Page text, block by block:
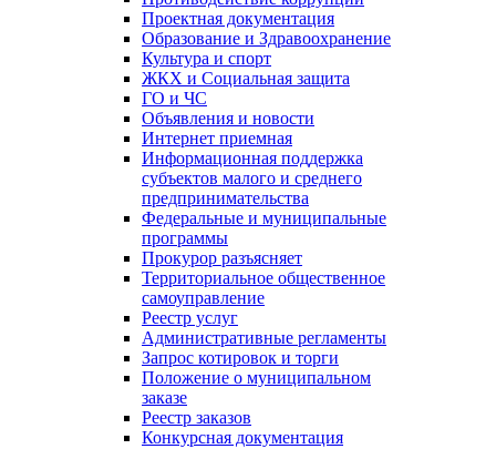
Проектная документация
Образование и Здравоохранение
Культура и спорт
ЖКХ и Социальная защита
ГО и ЧС
Объявления и новости
Интернет приемная
Информационная поддержка
субъектов малого и среднего
предпринимательства
Федеральные и муниципальные
программы
Прокурор разъясняет
Территориальное общественное
самоуправление
Реестр услуг
Административные регламенты
Запрос котировок и торги
Положение о муниципальном
заказе
Реестр заказов
Конкурсная документация